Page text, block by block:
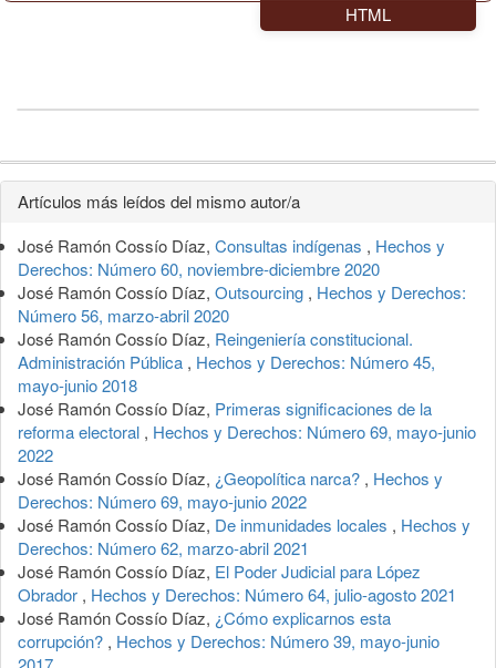
HTML
Detalles
del
artículo
Artículos más leídos del mismo autor/a
José Ramón Cossío Díaz, Consultas indígenas , Hechos y
Derechos: Número 60, noviembre-diciembre 2020
José Ramón Cossío Díaz, Outsourcing , Hechos y Derechos:
Número 56, marzo-abril 2020
José Ramón Cossío Díaz, Reingeniería constitucional.
Administración Pública , Hechos y Derechos: Número 45,
mayo-junio 2018
José Ramón Cossío Díaz, Primeras significaciones de la
reforma electoral , Hechos y Derechos: Número 69, mayo-junio
2022
José Ramón Cossío Díaz, ¿Geopolítica narca? , Hechos y
Derechos: Número 69, mayo-junio 2022
José Ramón Cossío Díaz, De inmunidades locales , Hechos y
Derechos: Número 62, marzo-abril 2021
José Ramón Cossío Díaz, El Poder Judicial para López
Obrador , Hechos y Derechos: Número 64, julio-agosto 2021
José Ramón Cossío Díaz, ¿Cómo explicarnos esta
corrupción? , Hechos y Derechos: Número 39, mayo-junio